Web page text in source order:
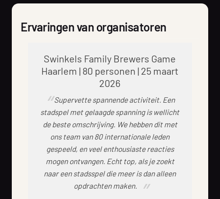
Ervaringen van organisatoren
Swinkels Family Brewers Game
Haarlem | 80 personen | 25 maart
2026
Supervette spannende activiteit. Een
stadspel met gelaagde spanning is wellicht
de beste omschrijving. We hebben dit met
ons team van 80 internationale leden
gespeeld, en veel enthousiaste reacties
mogen ontvangen. Echt top, als je zoekt
naar een stadsspel die meer is dan alleen
opdrachten maken.